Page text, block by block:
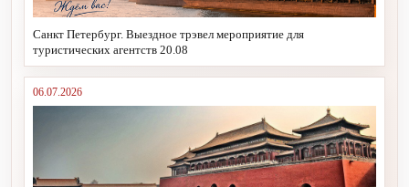
Санкт Петербург. Выездное трэвел мероприятие для
туристических агентств 20.08
06.07.2026